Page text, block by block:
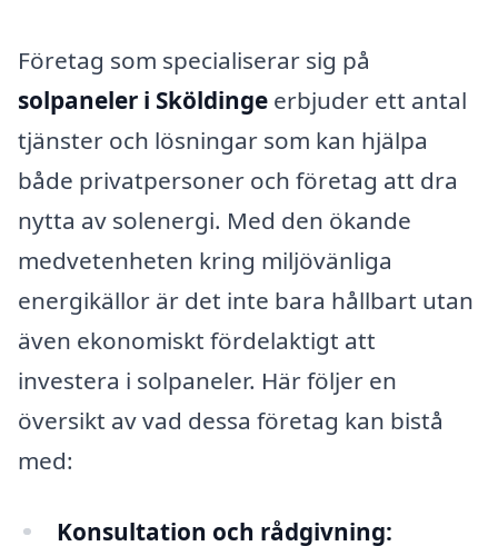
Företag som specialiserar sig på
solpaneler i Sköldinge erbjuder ett antal
tjänster och lösningar som kan hjälpa
både privatpersoner och företag att dra
nytta av solenergi. Med den ökande
medvetenheten kring miljövänliga
energikällor är det inte bara hållbart utan
även ekonomiskt fördelaktigt att
investera i solpaneler. Här följer en
översikt av vad dessa företag kan bistå
med:
Konsultation och rådgivning: